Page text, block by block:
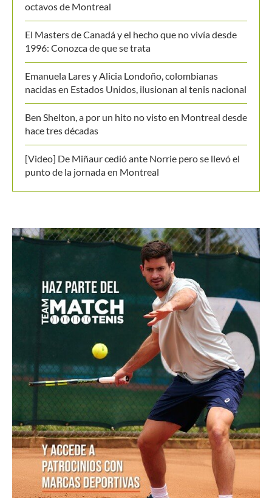
octavos de Montreal
El Masters de Canadá y el hecho que no vivía desde
1996: Conozca de que se trata
Emanuela Lares y Alicia Londoño, colombianas
nacidas en Estados Unidos, ilusionan al tenis nacional
Ben Shelton, a por un hito no visto en Montreal desde
hace tres décadas
[Video] De Miñaur cedió ante Norrie pero se llevó el
punto de la jornada en Montreal